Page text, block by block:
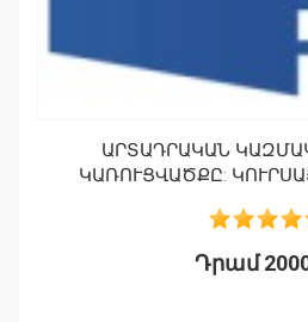
ԱՐՏԱԴՐԱԿԱՆ
ԿԱՌՈՒՑՎԱԾՔԸ:
Դրամ